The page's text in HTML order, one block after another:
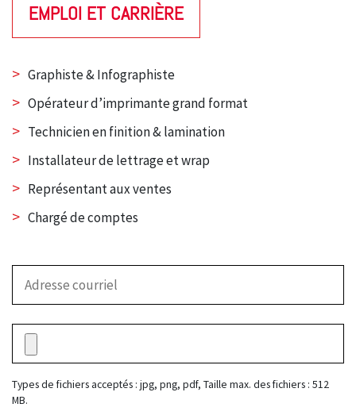
EMPLOI ET CARRIÈRE
> Graphiste & Infographiste
> Opérateur d’imprimante grand format
> Technicien en finition & lamination
> Installateur de lettrage et wrap
> Représentant aux ventes
> Chargé de comptes
Types de fichiers acceptés : jpg, png, pdf, Taille max. des fichiers : 512
MB.